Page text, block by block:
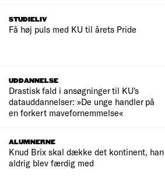
STUDIELIV
Få høj puls med KU til årets Pride
UDDANNELSE
Drastisk fald i ansøgninger til KU's
datauddannelser: »De unge handler på
en forkert mavefornemmelse«
ALUMNERNE
Knud Brix skal dække det kontinent, han
aldrig blev færdig med